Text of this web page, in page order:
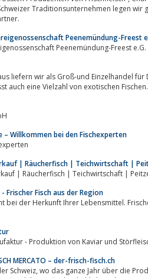
Traditionsunternehmen legen wir grossen Wert auf
Peenemündung-Freest
Peenemündung-Freest e.G.
liefern wir als Groß-und Einzelhandel
auch eine Vielzahl von exotischen Fischen.
– Willkommen bei den Fischexperten
| Räucherfisch | Teichwirtschaft |
| Räucherfisch | Teichwirtschaft |
Frischer Fisch aus der Region
Ihrer Lebensmittel. Frischer Fisch, Räucherfisch und lecker
- Produktion von Kaviar und
MERCATO – der-frisch-fisch.ch
und aus dem Süsswasser in dieser